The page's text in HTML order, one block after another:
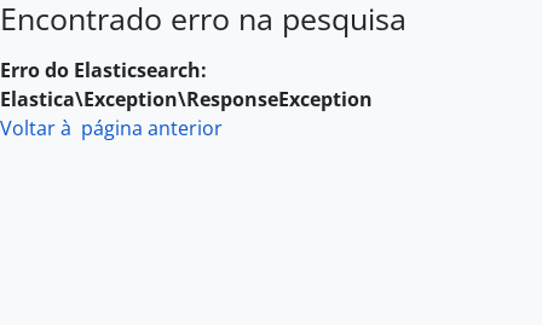
Skip to main content
Encontrado erro na pesquisa
Erro do Elasticsearch:
Elastica\Exception\ResponseException
Voltar à página anterior